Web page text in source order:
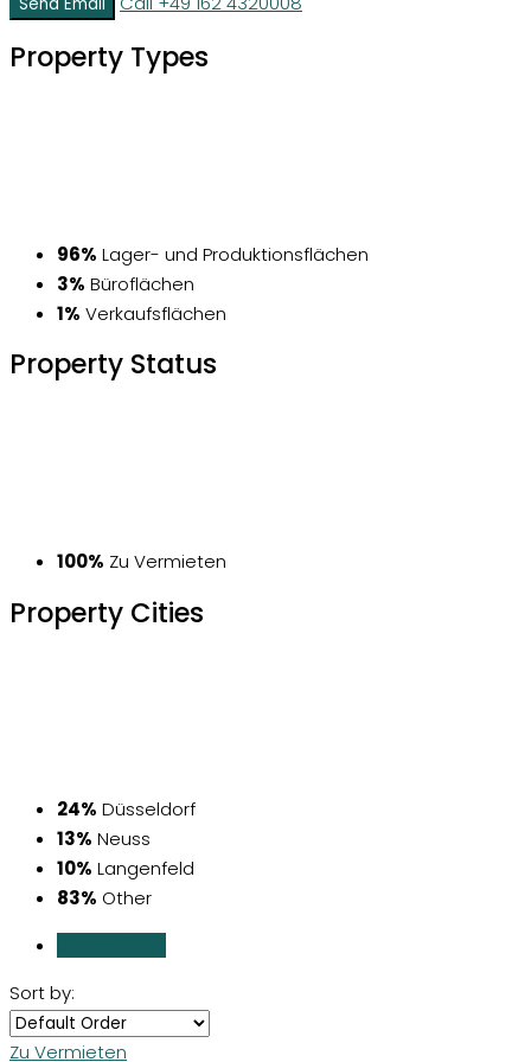
Send Email
Property Types
96% Lager- und Produktionsflächen
3% Büroflächen
1% Verkaufsflächen
Property Status
100% Zu Vermieten
Property Cities
24% Düsseldorf
13% Neuss
10% Langenfeld
83% Other
Sort by:
Zu Vermieten